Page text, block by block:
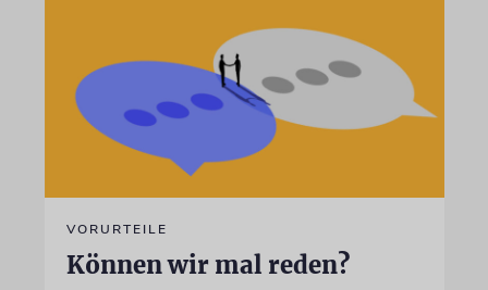
VORURTEILE
Können wir mal reden?